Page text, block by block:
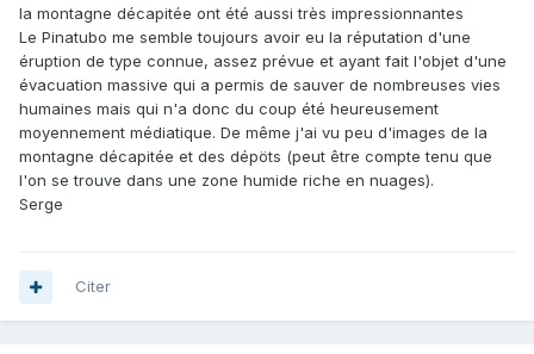
la montagne décapitée ont été aussi très impressionnantes
Le Pinatubo me semble toujours avoir eu la réputation d'une
éruption de type connue, assez prévue et ayant fait l'objet d'une
évacuation massive qui a permis de sauver de nombreuses vies
humaines mais qui n'a donc du coup été heureusement
moyennement médiatique. De même j'ai vu peu d'images de la
montagne décapitée et des dépöts (peut être compte tenu que
l'on se trouve dans une zone humide riche en nuages).
Serge
Citer